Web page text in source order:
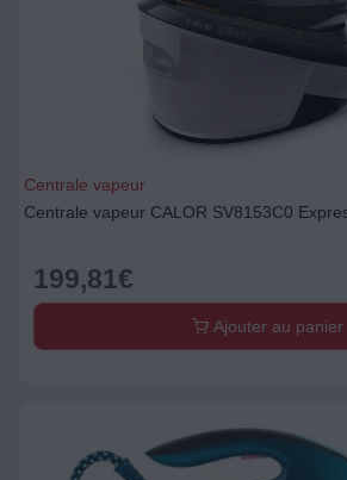
Centrale vapeur
Centrale vapeur CALOR SV8153C0
199,81€
Ajouter au panier